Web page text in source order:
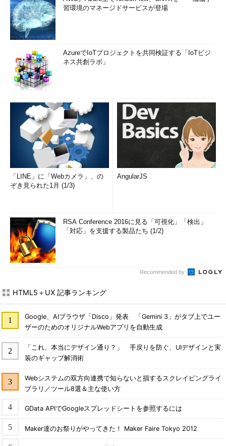
習環境のマネージドサービスが登場
AzureでIoTプロジェクトを共同検証する「IoTビジ
ネス共創ラボ」
「LINE」に「Webカメラ」、の
ぞき見られた1月 (1/3)
AngularJS
RSA Conference 2016に見る「可視化」「検出」
「対応」を支援する製品たち (1/2)
Recommended by
HTML5＋UX 記事ランキング
Google、AIブラウザ「Disco」発表 「Gemini 3」がタブ上でユー
ザーのためのオリジナルWebアプリを自動生成
「これ、本当にデザイン通り？」 手戻りを防ぐ、UIデザインと実
装のギャップ解消術
Webシステムの双方向連携で知らないと損するスクレイピングライ
ブラリ／ツール8選＆主な使い方
GData APIでGoogleスプレッドシートを参照するには
Maker達のお祭りがやってきた！ Maker Faire Tokyo 2012